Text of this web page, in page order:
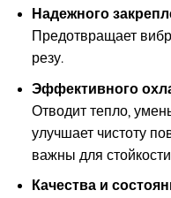
Надежного
Предотвращает
резу.
Эффективного
Отводит тепло,
улучшает чистоту
важны для
Качества и